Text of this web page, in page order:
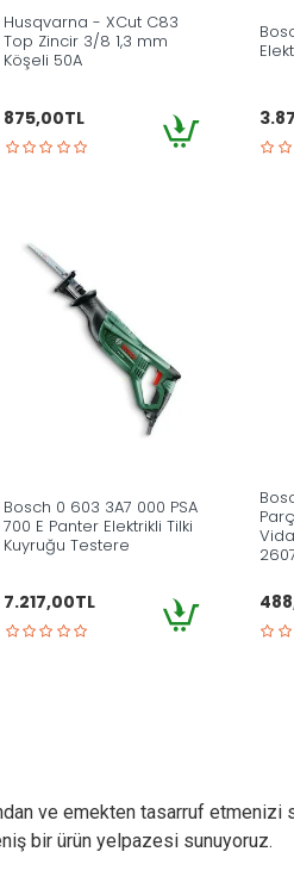
Husqvarna - XCut C83
Top Zincir 3/8 1,3 mm
Köşeli 50A
875,00TL
Bosch 0 603 3A7 000 PSA
700 E Panter Elektrikli Tilki
Kuyruğu Testere
7.217,00TL
ve emekten tasarruf
bir ürün yelpazesi sunuyoruz.